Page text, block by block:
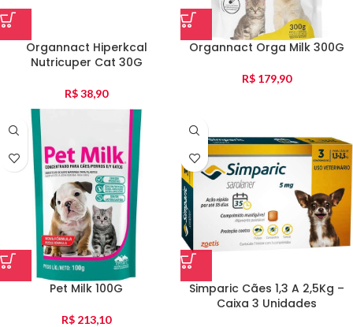
Organnact Hiperkcal
Nutricuper Cat 30G
R$38,90
Organnact Orga Milk 300G
R$ 179,90
Pet Milk 100G
R$ 213,10
Simparic Cães 1,3 A 2,5Kg –
Caixa 3 Unidades